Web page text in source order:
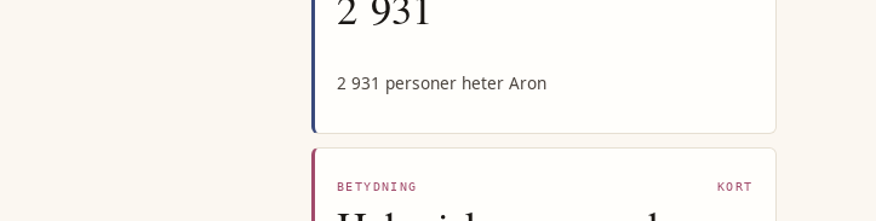
2 931 personer heter Aron
BETYDNING KORT